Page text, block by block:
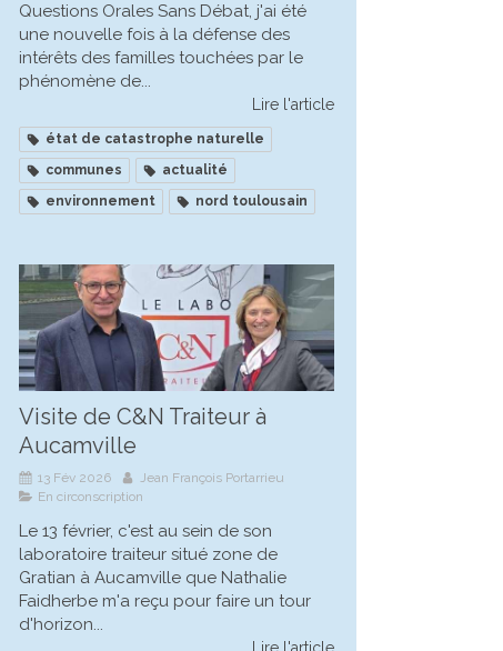
Questions Orales Sans Débat, j'ai été
une nouvelle fois à la défense des
intérêts des familles touchées par le
phénomène de...
Lire l'article
état de catastrophe naturelle
communes
actualité
environnement
nord toulousain
Visite de C&N Traiteur à
Aucamville
13 Fév 2026
Jean François Portarrieu
En circonscription
Le 13 février, c'est au sein de son
laboratoire traiteur situé zone de
Gratian à Aucamville que Nathalie
Faidherbe m'a reçu pour faire un tour
d'horizon...
Lire l'article